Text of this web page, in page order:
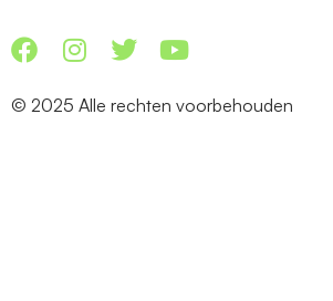
© 2025 Alle rechten voorbehouden